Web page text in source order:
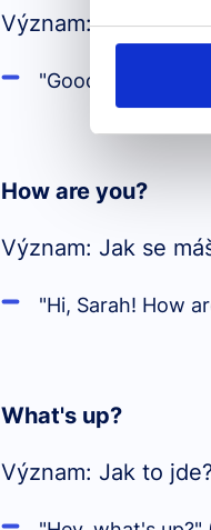
Význam: Rád tě
"Good to see you,
How are you?
Význam: Jak se
"Hi, Sarah! How
What's up?
Význam: Jak to jde?